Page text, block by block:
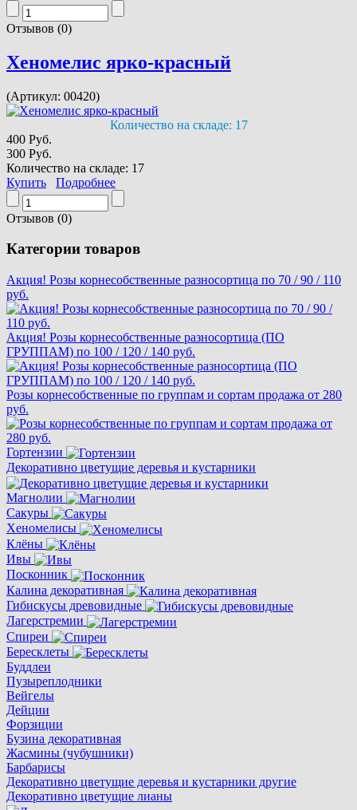
Отзывов (0)
Хеномелис ярко-красный
(Артикул: 00420)
Количество на складе: 17
400 Руб.
300 Руб.
Количество на складе: 17
Купить
Подробнее
Отзывов (0)
Категории товаров
Акция! Розы корнесобственные разносортица по 70 / 90 / 110
руб.
Акция! Розы корнесобственные разносортица (ПО
ГРУППАМ) по 100 / 120 / 140 руб.
Розы корнесобственные по группам и сортам продажа от 280
руб.
Гортензии
Декоративно цветущие деревья и кустарники
Магнолии
Сакуры
Хеномелисы
Клёны
Ивы
Посконник
Калина декоративная
Гибискусы древовидные
Лагерстремии
Спиреи
Бересклеты
Буддлеи
Пузыреплодники
Вейгелы
Дейции
Форзиции
Бузина декоративная
Жасмины (чубушники)
Барбарисы
Декоративно цветущие деревья и кустарники другие
Декоративно цветущие лианы